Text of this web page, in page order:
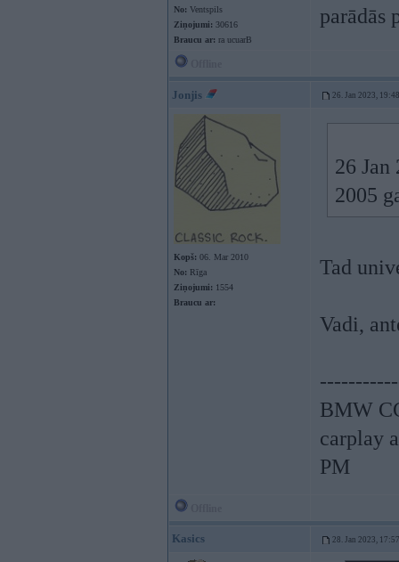
No: Ventspils
Ziņojumi: 30616
Braucu ar: ra ucuarB
parādās
Jonjis 26. Jan 2023, 19:48
Kopš: 06. Mar 2010
No: Rīga
Ziņojumi: 1554
Braucu ar:
26
2005
Tad
Vadi,
BMW
carplay
PM
Kasics 28. Jan 2023, 17:57